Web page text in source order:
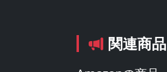
関連商品